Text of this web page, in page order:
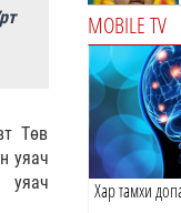
Төв
уяач
уяач
MOBILE TV
Хар тамхи